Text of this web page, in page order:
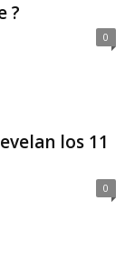
?
0
los 11
0